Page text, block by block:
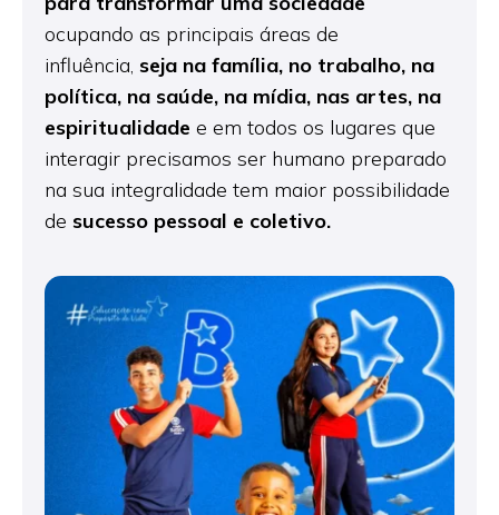
ocupando as principais áreas de
influência, seja na família, no trabalho, na
política, na saúde, na mídia, nas artes, na
espiritualidade e em todos os lugares que
interagir precisamos ser humano preparado
na sua integralidade tem maior possibilidade
de sucesso pessoal e coletivo.